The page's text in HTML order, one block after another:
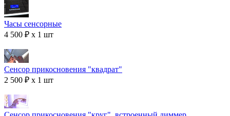
Часы сенсорные
4 500 ₽ x 1 шт
Сенсор прикосновения "квадрат"
2 500 ₽ x 1 шт